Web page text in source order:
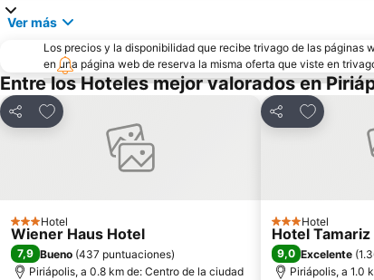
Ver más
Los precios y la disponibilidad que recibe trivago de las páginas
en una página web de reserva la misma oferta que viste en
Entre los Hoteles mejor valorados en
Compartir
Añadir a favoritos
3 Estrellas
Hotel
Wiener Haus Hotel
7,9 Bueno (437 puntuaciones)
Piriápolis, a 0.8 km de: Centro de la ciudad
Compartir
Añadir a
3 Estrellas
Hotel
Hotel Tamariz
9,0 Excelente (
Piriápolis, a 1.0